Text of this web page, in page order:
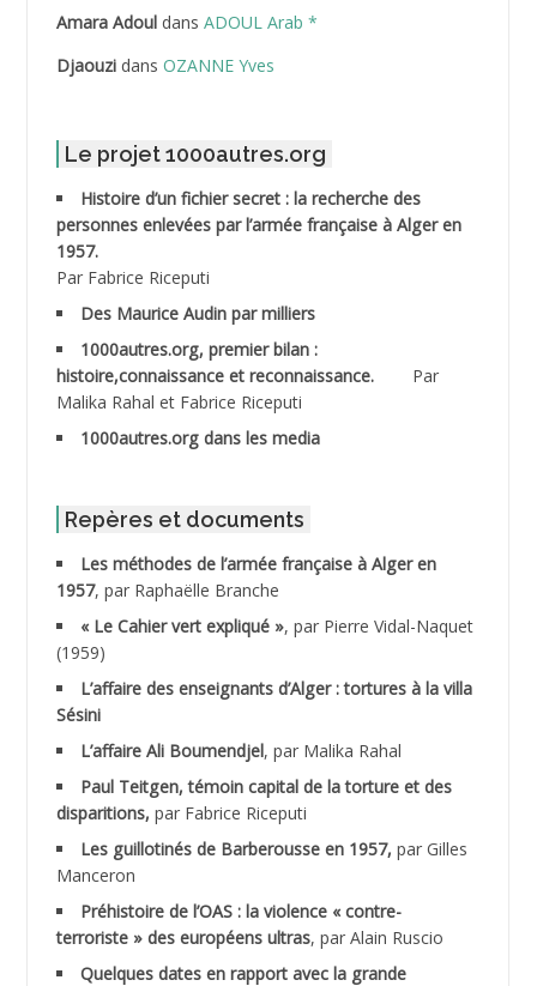
ABDELLI Mohamed
ABDELLI Mohamed *
ABDELMOUMENE Ahmed
ABDESMED Mohamed ben Kaddour
ABDESSELAMI Kouider
ABDESSLEM Ahmed dit le Coiffeur
ABDOUDOU
ABID Mohamed
ABNOUN Salah
ACHACHE M.*
ACHLAF Ali
ADALMI
ADANE Ramdane *
ADDAD
Amara Adouldans ADOUL Arab *
Djaouzidans OZANNE Yves
Le projet 1000autres.org
Histoire d’un fichier secret : la recherche des
personnes enlevées par l’armée française à Alger en
1957.
Par Fabrice Riceputi
Des Maurice Audin par milliers
1000autres.org, premier bilan :
histoire,connaissance et reconnaissance.
Par
Malika Rahal et Fabrice Riceputi
1000autres.org dans les media
Repères et documents
Les méthodes de l’armée française à Alger en
1957, par Raphaëlle Branche
« Le Cahier vert expliqué », par Pierre Vidal-Naquet
(1959)
L’affaire des enseignants d’Alger : tortures à la villa
Sésini
L’affaire Ali Boumendjel, par Malika Rahal
Paul Teitgen, témoin capital de la torture et des
disparitions, par Fabrice Riceputi
Les guillotinés de Barberousse en 1957, par Gilles
Manceron
Préhistoire de l’OAS : la violence « contre-
terroriste » des européens ultras, par Alain Ruscio
Quelques dates en rapport avec la grande